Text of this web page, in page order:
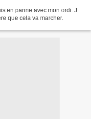
en panne avec mon ordi. J
que cela va marcher.